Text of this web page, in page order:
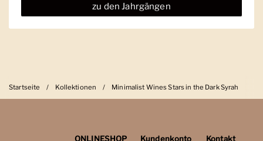
zu den Jahrgängen
Startseite / Kollektionen / Minimalist Wines Stars in the Dark Syrah
ONLINESHOP
Kundenkonto
Kontakt